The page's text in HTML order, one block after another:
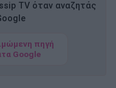
TV όταν αναζητάς
πηγή
Google